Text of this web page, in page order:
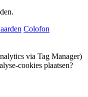
Colofon
via Tag Manager)
cookies plaatsen?